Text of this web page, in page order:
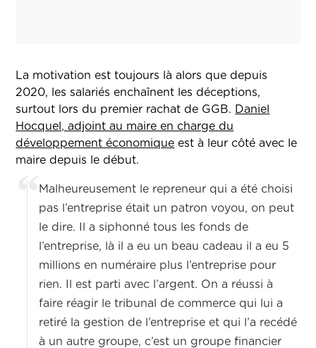
La motivation est toujours là alors que depuis
2020, les salariés enchaînent les déceptions,
surtout lors du premier rachat de GGB. Daniel
Hocquel, adjoint au maire en charge du
développement économique est à leur côté avec le
maire depuis le début.
Malheureusement le repreneur qui a été choisi
pas l’entreprise était un patron voyou, on peut
le dire. Il a siphonné tous les fonds de
l’entreprise, là il a eu un beau cadeau il a eu 5
millions en numéraire plus l’entreprise pour
rien. Il est parti avec l’argent. On a réussi à
faire réagir le tribunal de commerce qui lui a
retiré la gestion de l’entreprise et qui l’a recédé
à un autre groupe, c’est un groupe financier